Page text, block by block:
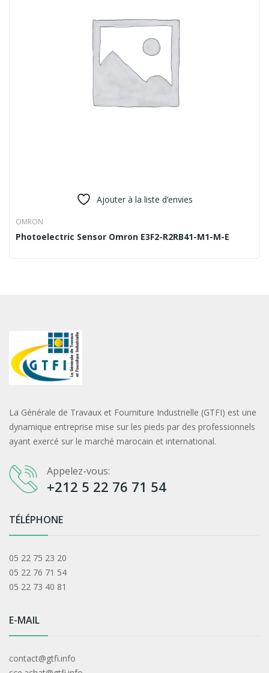
Ajouter à la liste d’envies
OMRON
Photoelectric Sensor Omron E3F2-R2RB41-M1-M-E
La Générale de Travaux et Fourniture Industrielle (GTFI) est une
dynamique entreprise mise sur les pieds par des professionnels
ayant exercé sur le marché marocain et international.
Appelez-vous:
+212 5 22 76 71 54
TÉLÉPHONE
05 22 75 23 20
05 22 76 71 54
05 22 73 40 81
E-MAIL
contact@gtfi.info